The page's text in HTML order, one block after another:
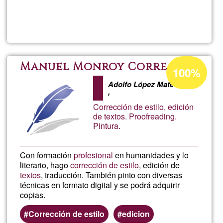
de
textos
inglés-
inglés
y
Manuel Monroy Correa
Adolfo López Mateos
,
Corrección de estilo, edición
de textos. Proofreading.
Pintura.
Con formaciónprofesional en humanidades y lo
literario, hagocorrección de estilo, edición de
textos, traducción. También pinto con diversas
técnicas en formato digital y se podrá adquirir
copias.
Corrección de estilo
edicion
Porcentaje
de
aceptación
de
G1
100%